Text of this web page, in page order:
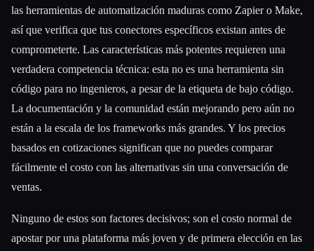
las herramientas de automatización maduras como Zapier o Make,
así que verifica que tus conectores específicos existan antes de
comprometerte. Las características más potentes requieren una
verdadera competencia técnica: esta no es una herramienta sin
código para no ingenieros, a pesar de la etiqueta de bajo código.
La documentación y la comunidad están mejorando pero aún no
están a la escala de los frameworks más grandes. Y los precios
basados en cotizaciones significan que no puedes comparar
fácilmente el costo con las alternativas sin una conversación de
ventas.
Ninguno de estos son factores decisivos; son el costo normal de
apostar por una plataforma más joven y de primera elección en las